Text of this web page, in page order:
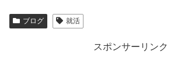
ブログ 就活
スポンサーリンク